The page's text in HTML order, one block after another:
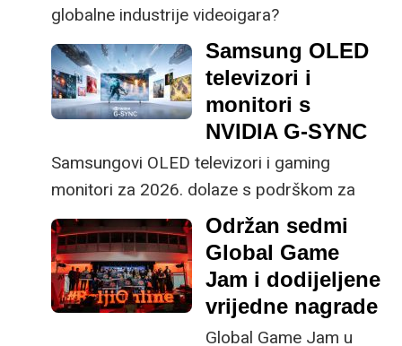
koristiti i kako se
uspoređuju s drugim
rješenjima na tržištu.
globalne industrije videoigara?
U ovom broju analiziramo samo recesiju u
gaming industriji na svjetskoj razini i tražimo
njene potencijalne uzroke. No je li to zaista
recesija obzirom da broj ljudi koji igraju igre
raste pa tako i prihodi rastu?
Samsung OLED
televizori i
monitori s
NVIDIA G-SYNC
Samsungovi OLED televizori i gaming
monitori za 2026. dolaze s podrškom za
brzine osvježavanja sljedeće generacije i
naprednom tehnologijom prikaza za ultra
glatko igranje.
Održan sedmi
Global Game
Jam i dodijeljene
vrijedne nagrade
Global Game Jam u